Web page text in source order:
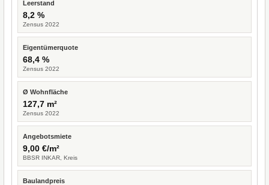
Leerstand
8,2 %
Zensus 2022
Eigentümerquote
68,4 %
Zensus 2022
Ø Wohnfläche
127,7 m²
Zensus 2022
Angebotsmiete
9,00 €/m²
BBSR INKAR, Kreis
Baulandpreis